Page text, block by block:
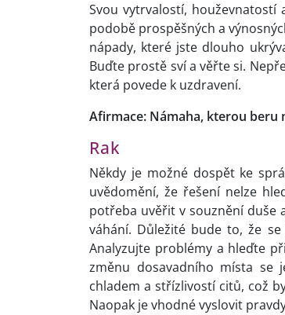
Svou vytrvalostí,
podobě prospěšných a
nápady, které jste dlouho
Buďte prostě sví a věřte si.
která povede k uzdravení.
Afirmace: Námaha, kterou beru
Rak
Někdy je možné dospět ke
uvědomění, že řešení nelze
potřeba uvěřit v souznění duše
váhání. Důležité bude to, že
Analyzujte problémy a hleďte
změnu dosavadního místa se
chladem a střízlivostí citů, což
Naopak je vhodné vyslovit